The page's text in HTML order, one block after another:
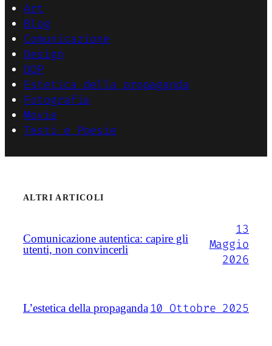
Art
Blog
Comunicazione
Design
DOP
Estetica della propaganda
Fotografia
Movie
Testi e Poesie
ALTRI ARTICOLI
Comunicazione autentica: capire gli
utenti, non convincerli
13
Maggio
2026
L’estetica della propaganda 10 Ottobre 2025